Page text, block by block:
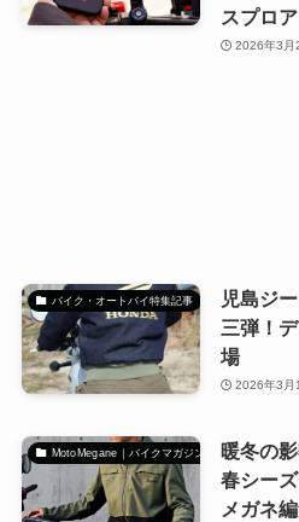
スプロア
2026年3月
バイク・オートバイ特集記事
児島ジ
三弾！
場
2026年3月
MotoMegane｜バイクマガジン
暖冬の
春シー
メガネ